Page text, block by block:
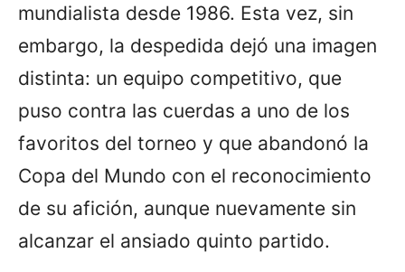
mundialista desde 1986. Esta vez, sin
embargo, la despedida dejó una imagen
distinta: un equipo competitivo, que
puso contra las cuerdas a uno de los
favoritos del torneo y que abandonó la
Copa del Mundo con el reconocimiento
de su afición, aunque nuevamente sin
alcanzar el ansiado quinto partido.